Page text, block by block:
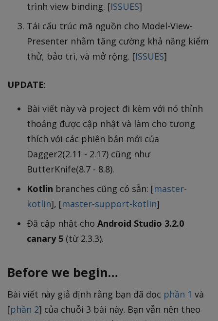
trình view binding. [ISSUES]
Tái cấu trúc mã nguồn cho Model-View-
Presenter nhằm tăng cường khả năng kiểm
thử, bảo trì, và mở rộng. [ISSUES]
UPDATE:
Bài viết này và project đi kèm với nó thỉnh
thoảng được cập nhật và làm cho tương
thích với các phiên bản mới của
Dagger2(2.11 - 2.17) cũng như
ButterKnife(8.7 - 8.8).
Kotlin branches cũng có sẵn: [master-
kotlin], [master-support-kotlin]
Đã cập nhật cho Android Studio 3.2.0
canary 5 (từ 2.3.3).
Before we begin…
Bài viết này giả định rằng bạn đã đọc phần 1 và
[phần 2] của chuỗi 3 bài này. Bạn vẫn nên theo